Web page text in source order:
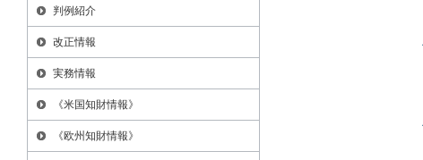
判例紹介
改正情報
実務情報
《米国知財情報》
《欧州知財情報》